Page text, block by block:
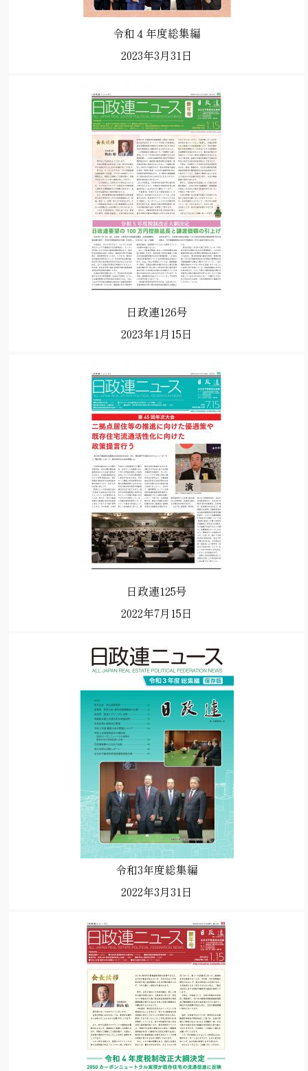
令和４年度総集編
2023年3月31日
日政連126号
2023年1月15日
日政連125号
2022年7月15日
令和3年度総集編
2022年3月31日